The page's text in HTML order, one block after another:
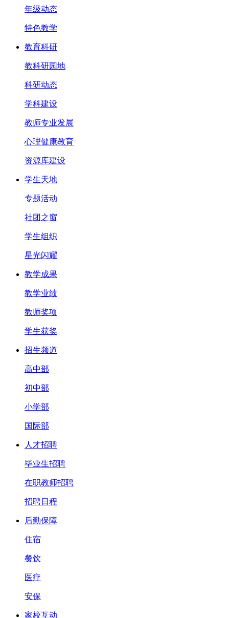
年级动态
特色教学
教育科研
教科研园地
科研动态
学科建设
教师专业发展
心理健康教育
资源库建设
学生天地
专题活动
社团之窗
学生组织
星光闪耀
教学成果
教学业绩
教师奖项
学生获奖
招生频道
高中部
初中部
小学部
国际部
人才招聘
毕业生招聘
在职教师招聘
招聘日程
后勤保障
住宿
餐饮
医疗
安保
家校互动